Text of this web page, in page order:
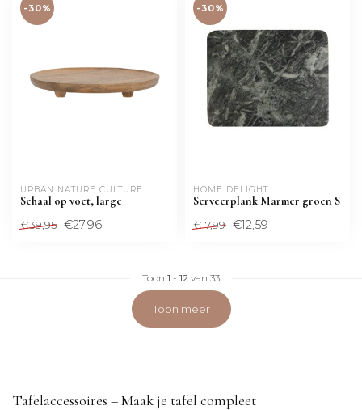
-30%
URBAN NATURE CULTURE
Schaal op voet, large
€39,95 €27,96
-30%
HOME DELIGHT
Serveerplank Marmer groen S
€17,99 €12,59
Toon 1 - 12 van 33
Toon meer
Tafelaccessoires – Maak je tafel compleet